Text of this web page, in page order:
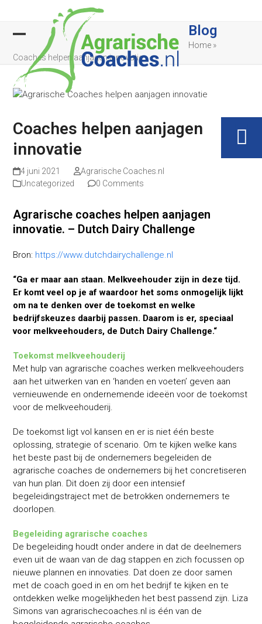
content
mobile
menu
Close
mobile
menu
Blog
Home »
Coaches helpen aanjagen innovatie
Coaches helpen aanjagen
innovatie
4 juni 2021
Agrarische Coaches.nl
Uncategorized
0 Comments
Agrarische coaches helpen aanjagen
innovatie. – Dutch Dairy Challenge
Bron: https://www.dutchdairychallenge.nl
“Ga er maar aan staan. Melkveehouder zijn in deze tijd.
Er komt veel op je af waardoor het soms onmogelijk lijkt
om na te denken over de toekomst en welke
bedrijfskeuzes daarbij passen. Daarom is er, speciaal
voor melkveehouders, de Dutch Dairy Challenge.“
Toekomst melkveehouderij
Met hulp van agrarische coaches werken melkveehouders
aan het uitwerken van en ‘handen en voeten’ geven aan
vernieuwende en ondernemende ideeën voor de toekomst
voor de melkveehouderij.
De toekomst ligt vol kansen en er is niet één beste
oplossing, strategie of scenario. Om te kijken welke kans
het beste past bij de ondernemers begeleiden de
agrarische coaches de ondernemers bij het concretiseren
van hun plan. Dit doen zij door een intensief
begeleidingstraject met de betrokken ondernemers te
doorlopen.
Begeleiding agrarische coaches
De begeleiding houdt onder andere in dat de deelnemers
even uit de waan van de dag stappen en zich focussen op
nieuwe plannen en innovaties. Dat doen ze door samen
met de coach goed in en om het bedrijf te kijken en te
ontdekken welke mogelijkheden het best passend zijn. Liza
Simons van agrarischecoaches.nl is één van de